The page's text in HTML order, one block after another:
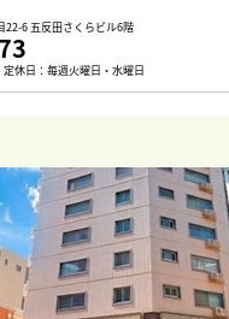
22-6 五反田さくらビル6階
休日：毎週火曜日・水曜日